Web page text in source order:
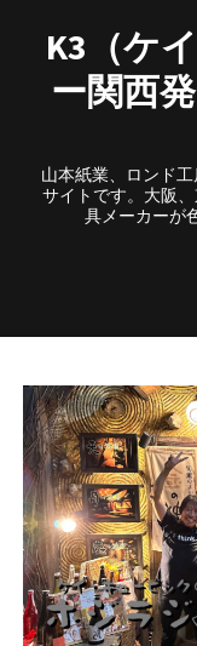
K3（ケ
ー関西
山本紙業、ロンド
サイトです。大阪
具メーカーが